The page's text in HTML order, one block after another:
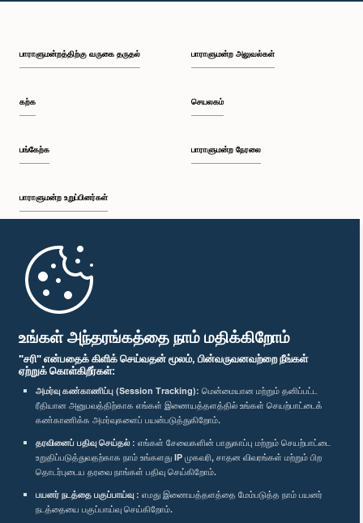
உங்கள் அந்தரங்கத்தை நாம் மதிக்கிறோம்
"சரி" என்பதைக் கிளிக் செய்வதன் மூலம், பின்வருவனவற்றை நீங்கள்
ஏற்றுக் கொள்கிறீர்கள்:
அமர்வு கண்காணிப்பு (Session Tracking): மென்மையான மற்றும் தனிப்பட்ட
ரீதியான அனுபவத்திற்காக எங்கள் இணையத்தளத்தில் உங்கள் செயற்பாட்டைக்
கண்காணிக்க அமர்வுகளைப் பயன்படுத்துகிறோம்.
தரவினைப் பதிவு செய்தல் : எங்கள் சேவைகளின் பாதுகாப்பு மற்றும் செயற்பாட்டை
உறுதிப்படுத்துவதற்காக நாம் உங்களது IP முகவரி, சாதன விவரங்கள் மற்றும் பிற
தொடர்புடைய தரவை நாங்கள் பதிவு செய்கிறோம்.
பயனர் நடத்தை பகுப்பாய்வு : எமது இணையத்தளத்தை மேம்படுத்த நாம் பயனர்
நடத்தையை பகுப்பாய்வு செய்கிறோம்.
பாராளுமன்றத்திற்கு வருகை தருதல்
கற்க
பங்கேற்க
பாராளுமன்ற உறுப்பினர்கள்
முதற்பக்கம்
பாராளுமன்ற அலுவல்கள்
செயலகம்
பாராளுமன்ற நேரலை
பாராளுமன்ற கையடக்க செயலி
எம்மை பின்தொடர்க :
விருதுகள்
தனியுரிமைக் கொள்கை